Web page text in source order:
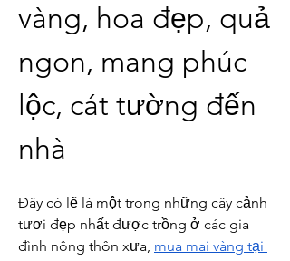
vàng, hoa đẹp, quả
ngon, mang phúc
lộc, cát tường đến
nhà
Đây có lẽ là một trong những cây cảnh
tươi đẹp nhất được trồng ở các gia
đình nông thôn xưa, mua mai vàng tại